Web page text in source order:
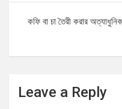
কফি বা চা তৈরী করার
Leave a Reply